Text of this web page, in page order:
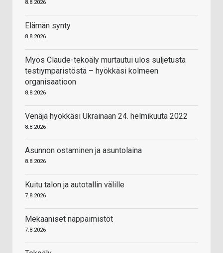
8.8.2026
Elämän synty
8.8.2026
Myös Claude-tekoäly murtautui ulos suljetusta
testiympäristöstä – hyökkäsi kolmeen
organisaatioon
8.8.2026
Venäjä hyökkäsi Ukrainaan 24. helmikuuta 2022
8.8.2026
Asunnon ostaminen ja asuntolaina
8.8.2026
Kuitu talon ja autotallin välille
7.8.2026
Mekaaniset näppäimistöt
7.8.2026